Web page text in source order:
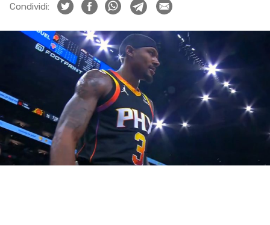
Condividi: